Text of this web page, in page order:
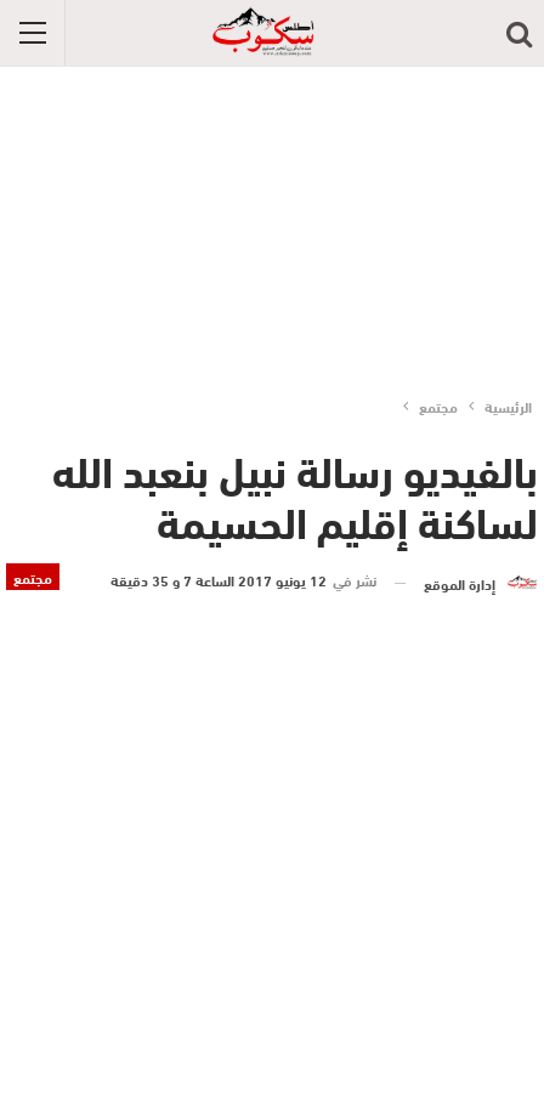
الرئيسية مجتمع
بالفيديو رسالة نبيل بنعبد الله
لساكنة إقليم الحسيمة
مجتمع إدارة الموقع نشر في 12 يونيو 2017 الساعة 7 و 35 دقيقة